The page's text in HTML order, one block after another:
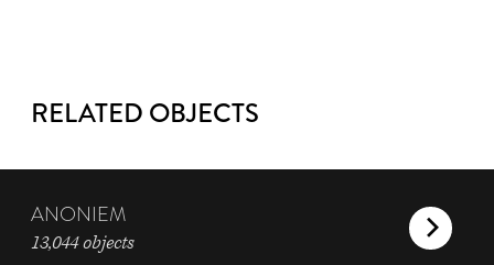
RELATED OBJECTS
ANONIEM
13,044 objects